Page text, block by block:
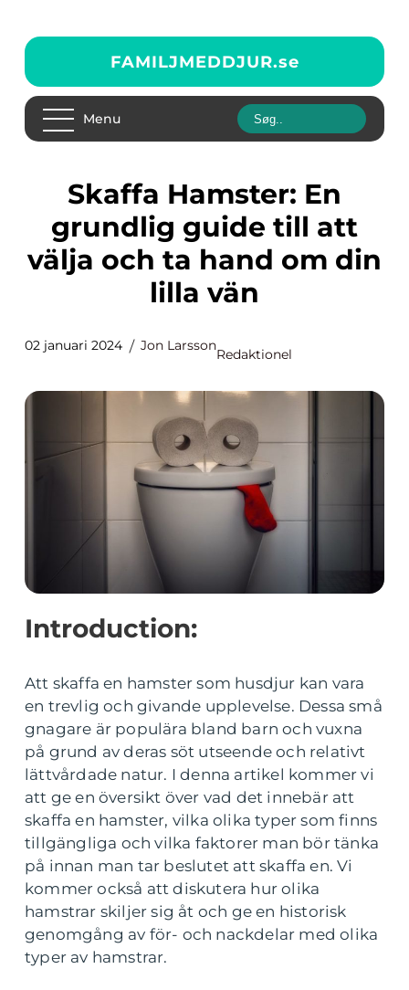
FAMILJMEDDJUR.se
Menu
Skaffa Hamster: En
grundlig guide till att
välja och ta hand om din
lilla vän
02 januari 2024 Jon Larsson
Redaktionel
Introduction:
Att skaffa en hamster som husdjur kan vara
en trevlig och givande upplevelse. Dessa små
gnagare är populära bland barn och vuxna
på grund av deras söt utseende och relativt
lättvårdade natur. I denna artikel kommer vi
att ge en översikt över vad det innebär att
skaffa en hamster, vilka olika typer som finns
tillgängliga och vilka faktorer man bör tänka
på innan man tar beslutet att skaffa en. Vi
kommer också att diskutera hur olika
hamstrar skiljer sig åt och ge en historisk
genomgång av för- och nackdelar med olika
typer av hamstrar.